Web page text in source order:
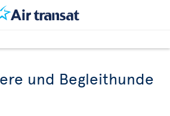
und Begleithunde